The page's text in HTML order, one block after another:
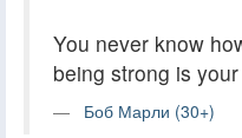
You never know
being strong is
Боб Марли (30+)